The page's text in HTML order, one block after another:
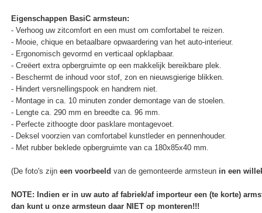
Eigenschappen BasiC armsteun:
- Verhoog uw zitcomfort en een must om comfortabel te reizen.
- Mooie, chique en betaalbare opwaardering van het auto-interieur.
- Ergonomisch gevormd en verticaal opklapbaar.
- Creëert extra opbergruimte op een makkelijk bereikbare plek.
- Beschermt de inhoud voor stof, zon en nieuwsgierige blikken.
- Hindert versnellingspook en handrem niet.
- Montage in ca. 10 minuten zonder demontage van de stoelen.
- Lengte ca. 290 mm en breedte ca. 96 mm.
- Perfecte zithoogte door pasklare montagevoet.
- Deksel voorzien van comfortabel kunstleder en pennenhouder.
- Met rubber beklede opbergruimte van ca 180x85x40 mm.
(De foto's zijn een voorbeeld van de gemonteerde armsteun in een
NOTE: Indien er in uw auto af fabriek/af importeur een (te korte)
dan kunt u onze armsteun daar NIET op monteren!!!